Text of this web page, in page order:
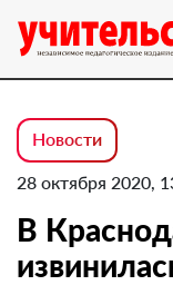
Новости
28 октября 2020,
В